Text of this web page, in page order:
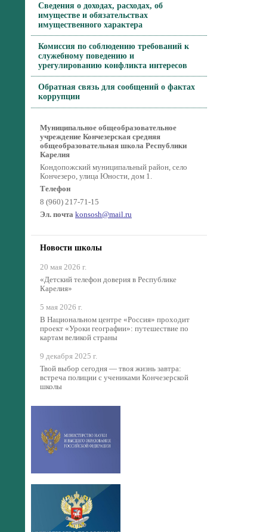
Сведения о доходах, расходах, об
имуществе и обязательствах
имущественного характера
Комиссия по соблюдению требований к
служебному поведению и
урегулированию конфликта интересов
Обратная связь для сообщений о фактах
коррупции
Муниципальное общеобразовательное
учреждение Кончезерская средняя
общеобразовательная школа Республики
Карелия
Кондопожский муниципальный район, село
Кончезеро, улица Юности, дом 1.
Телефон
8 (960) 217-71-15
Эл. почта konsosh@mail.ru
Новости школы
20 мая 2026 г.
«Детский телефон доверия в Республике
Карелия»
5 мая 2026 г.
В Национальном центре «Россия» проходит
проект «Уроки географии»: путешествие по
картам великой страны
9 декабря 2025 г.
Твой выбор сегодня — твоя жизнь завтра:
встреча полиции с учениками Кончезерской
школы